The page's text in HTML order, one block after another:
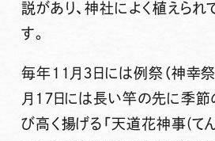
説があり、神社によく植えられ
す。
毎年１１月３日には例祭（神幸祭
月１７日には長い竿の先に季
び高く揚げる 「天道花神事(て